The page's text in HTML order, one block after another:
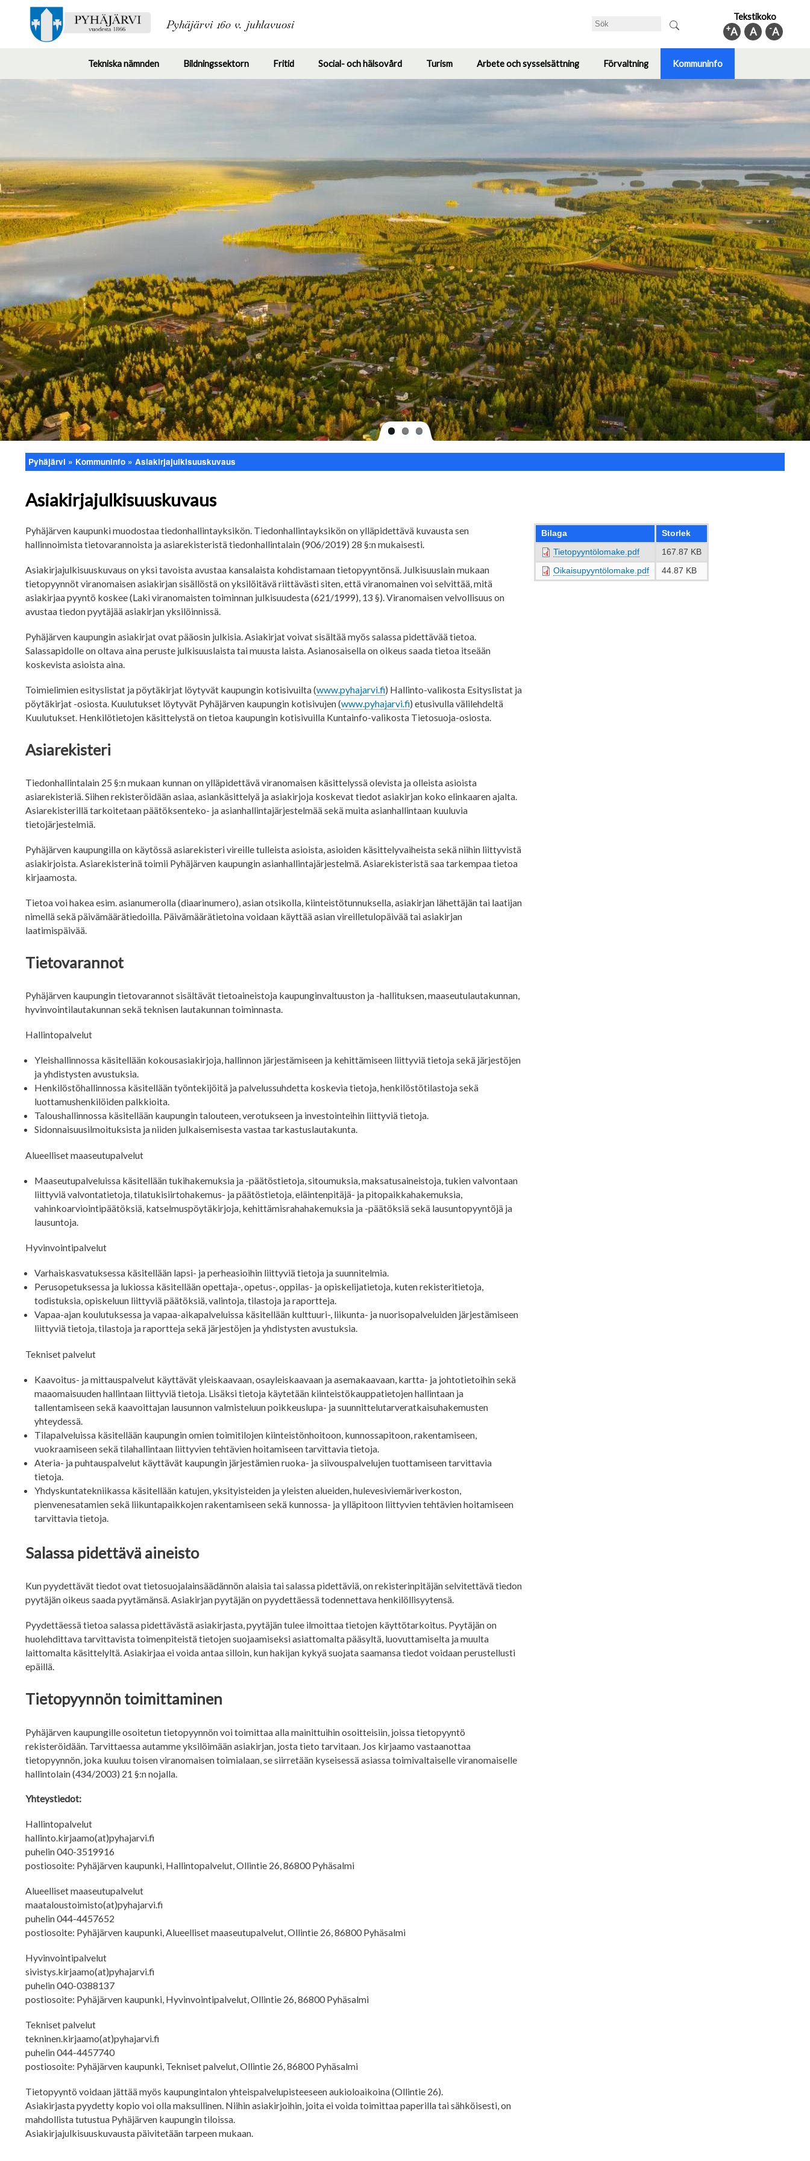
Pyhäjärvi 160 v. juhlavuosi Sök Tekstikoko
-A
A
+A
Tekniska nämnden
Toggle
submenu
Bildningssektorn
Toggle
submenu
Fritid
Toggle
submenu
Social- och hälsovård
Toggle
submenu
Turism
Toggle
submenu
Arbete och sysselsättning
Toggle
submenu
Förvaltning
Toggle
submenu
Kommuninfo
Toggle
submenu
Länkstig
Pyhäjärvi Kommuninfo Asiakirjajulkisuuskuvaus
Asiakirjajulkisuuskuvaus
Pyhäjärven kaupunki muodostaa tiedonhallintayksikön. Tiedonhallintayksikön on ylläpidettävä kuvausta sen
hallinnoimista tietovarannoista ja asiarekisteristä tiedonhallintalain (906/2019) 28 §:n mukaisesti.
Asiakirjajulkisuuskuvaus on yksi tavoista avustaa kansalaista kohdistamaan tietopyyntönsä. Julkisuuslain mukaan
tietopyynnöt viranomaisen asiakirjan sisällöstä on yksilöitävä riittävästi siten, että viranomainen voi selvittää, mitä
asiakirjaa pyyntö koskee (Laki viranomaisten toiminnan julkisuudesta (621/1999), 13 §). Viranomaisen velvollisuus on
avustaa tiedon pyytäjää asiakirjan yksilöinnissä.
Pyhäjärven kaupungin asiakirjat ovat pääosin julkisia. Asiakirjat voivat sisältää myös salassa pidettävää tietoa.
Salassapidolle on oltava aina peruste julkisuuslaista tai muusta laista. Asianosaisella on oikeus saada tietoa itseään
koskevista asioista aina.
Toimielimien esityslistat ja pöytäkirjat löytyvät kaupungin kotisivuilta (www.pyhajarvi.fi) Hallinto-valikosta Esityslistat ja
pöytäkirjat -osiosta. Kuulutukset löytyvät Pyhäjärven kaupungin kotisivujen (www.pyhajarvi.fi) etusivulla välilehdeltä
Kuulutukset. Henkilötietojen käsittelystä on tietoa kaupungin kotisivuilla Kuntainfo-valikosta Tietosuoja-osiosta.
Asiarekisteri
Tiedonhallintalain 25 §:n mukaan kunnan on ylläpidettävä viranomaisen käsittelyssä olevista ja olleista asioista
asiarekisteriä. Siihen rekisteröidään asiaa, asiankäsittelyä ja asiakirjoja koskevat tiedot asiakirjan koko elinkaaren ajalta.
Asiarekisterillä tarkoitetaan päätöksenteko- ja asianhallintajärjestelmää sekä muita asianhallintaan kuuluvia
tietojärjestelmiä.
Pyhäjärven kaupungilla on käytössä asiarekisteri vireille tulleista asioista, asioiden käsittelyvaiheista sekä niihin liittyvistä
asiakirjoista. Asiarekisterinä toimii Pyhäjärven kaupungin asianhallintajärjestelmä. Asiarekisteristä saa tarkempaa tietoa
kirjaamosta.
Tietoa voi hakea esim. asianumerolla (diaarinumero), asian otsikolla, kiinteistötunnuksella, asiakirjan lähettäjän tai laatijan
nimellä sekä päivämäärätiedoilla. Päivämäärätietoina voidaan käyttää asian vireilletulopäivää tai asiakirjan
laatimispäivää.
Tietovarannot
Pyhäjärven kaupungin tietovarannot sisältävät tietoaineistoja kaupunginvaltuuston ja -hallituksen, maaseutulautakunnan,
hyvinvointilautakunnan sekä teknisen lautakunnan toiminnasta.
Hallintopalvelut
Yleishallinnossa käsitellään kokousasiakirjoja, hallinnon järjestämiseen ja kehittämiseen liittyviä tietoja sekä järjestöjen
ja yhdistysten avustuksia.
Henkilöstöhallinnossa käsitellään työntekijöitä ja palvelussuhdetta koskevia tietoja, henkilöstötilastoja sekä
luottamushenkilöiden palkkioita.
Taloushallinnossa käsitellään kaupungin talouteen, verotukseen ja investointeihin liittyviä tietoja.
Sidonnaisuusilmoituksista ja niiden julkaisemisesta vastaa tarkastuslautakunta.
Alueelliset maaseutupalvelut
Maaseutupalveluissa käsitellään tukihakemuksia ja -päätöstietoja, sitoumuksia, maksatusaineistoja, tukien valvontaan
liittyviä valvontatietoja, tilatukisiirtohakemus- ja päätöstietoja, eläintenpitäjä- ja pitopaikkahakemuksia,
vahinkoarviointipäätöksiä, katselmuspöytäkirjoja, kehittämisrahahakemuksia ja -päätöksiä sekä lausuntopyyntöjä ja
lausuntoja.
Hyvinvointipalvelut
Varhaiskasvatuksessa käsitellään lapsi- ja perheasioihin liittyviä tietoja ja suunnitelmia.
Perusopetuksessa ja lukiossa käsitellään opettaja-, opetus-, oppilas- ja opiskelijatietoja, kuten rekisteritietoja,
todistuksia, opiskeluun liittyviä päätöksiä, valintoja, tilastoja ja raportteja.
Vapaa-ajan koulutuksessa ja vapaa-aikapalveluissa käsitellään kulttuuri-, liikunta- ja nuorisopalveluiden järjestämiseen
liittyviä tietoja, tilastoja ja raportteja sekä järjestöjen ja yhdistysten avustuksia.
Tekniset palvelut
Kaavoitus- ja mittauspalvelut käyttävät yleiskaavaan, osayleiskaavaan ja asemakaavaan, kartta- ja johtotietoihin sekä
maaomaisuuden hallintaan liittyviä tietoja. Lisäksi tietoja käytetään kiinteistökauppatietojen hallintaan ja
tallentamiseen sekä kaavoittajan lausunnon valmisteluun poikkeuslupa- ja suunnittelutarveratkaisuhakemusten
yhteydessä.
Tilapalveluissa käsitellään kaupungin omien toimitilojen kiinteistönhoitoon, kunnossapitoon, rakentamiseen,
vuokraamiseen sekä tilahallintaan liittyvien tehtävien hoitamiseen tarvittavia tietoja.
Ateria- ja puhtauspalvelut käyttävät kaupungin järjestämien ruoka- ja siivouspalvelujen tuottamiseen tarvittavia
tietoja.
Yhdyskuntatekniikassa käsitellään katujen, yksityisteiden ja yleisten alueiden, hulevesiviemäriverkoston,
pienvenesatamien sekä liikuntapaikkojen rakentamiseen sekä kunnossa- ja ylläpitoon liittyvien tehtävien hoitamiseen
tarvittavia tietoja.
Salassa pidettävä aineisto
Kun pyydettävät tiedot ovat tietosuojalainsäädännön alaisia tai salassa pidettäviä, on rekisterinpitäjän selvitettävä tiedon
pyytäjän oikeus saada pyytämänsä. Asiakirjan pyytäjän on pyydettäessä todennettava henkilöllisyytensä.
Pyydettäessä tietoa salassa pidettävästä asiakirjasta, pyytäjän tulee ilmoittaa tietojen käyttötarkoitus. Pyytäjän on
huolehdittava tarvittavista toimenpiteistä tietojen suojaamiseksi asiattomalta pääsyltä, luovuttamiselta ja muulta
laittomalta käsittelyltä. Asiakirjaa ei voida antaa silloin, kun hakijan kykyä suojata saamansa tiedot voidaan perustellusti
epäillä.
Tietopyynnön toimittaminen
Pyhäjärven kaupungille osoitetun tietopyynnön voi toimittaa alla mainittuihin osoitteisiin, joissa tietopyyntö
rekisteröidään. Tarvittaessa autamme yksilöimään asiakirjan, josta tieto tarvitaan. Jos kirjaamo vastaanottaa
tietopyynnön, joka kuuluu toisen viranomaisen toimialaan, se siirretään kyseisessä asiassa toimivaltaiselle viranomaiselle
hallintolain (434/2003) 21 §:n nojalla.
Yhteystiedot:
Hallintopalvelut
hallinto.kirjaamo(at)pyhajarvi.fi
puhelin 040-3519916
postiosoite: Pyhäjärven kaupunki, Hallintopalvelut, Ollintie 26, 86800 Pyhäsalmi
Alueelliset maaseutupalvelut
maataloustoimisto(at)pyhajarvi.fi
puhelin 044-4457652
postiosoite: Pyhäjärven kaupunki, Alueelliset maaseutupalvelut, Ollintie 26, 86800 Pyhäsalmi
Hyvinvointipalvelut
sivistys.kirjaamo(at)pyhajarvi.fi
puhelin 040-0388137
postiosoite: Pyhäjärven kaupunki, Hyvinvointipalvelut, Ollintie 26, 86800 Pyhäsalmi
Tekniset palvelut
tekninen.kirjaamo(at)pyhajarvi.fi
puhelin 044-4457740
postiosoite: Pyhäjärven kaupunki, Tekniset palvelut, Ollintie 26, 86800 Pyhäsalmi
Tietopyyntö voidaan jättää myös kaupungintalon yhteispalvelupisteeseen aukioloaikoina (Ollintie 26).
Asiakirjasta pyydetty kopio voi olla maksullinen. Niihin asiakirjoihin, joita ei voida toimittaa paperilla tai sähköisesti, on
mahdollista tutustua Pyhäjärven kaupungin tiloissa.
Asiakirjajulkisuuskuvausta päivitetään tarpeen mukaan.
Bilaga Storlek
Tietopyyntölomake.pdf 167.87 KB
Oikaisupyyntölomake.pdf 44.87 KB